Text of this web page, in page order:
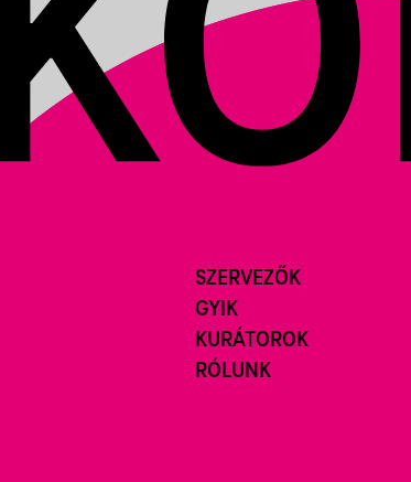
SZERVEZŐK
GYIK
KURÁTOROK
RÓLUNK